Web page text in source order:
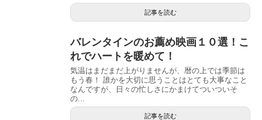
記事を読む
バレンタインのお薦め映画１０選！こ
れでハートを暖めて！
気温はまだまだ上がりませんが、暦の上では季節は
もう春！ 誰かを大切に思うことはとても大事なこと
なんですが、日々の忙しさにかまけてついついそ
の...
記事を読む